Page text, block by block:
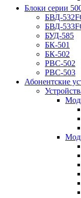
Блоки серии
БВД-
БВД-
БУД-585
БК-501
БК-502
РВС-502
РВС-503
Абонентские